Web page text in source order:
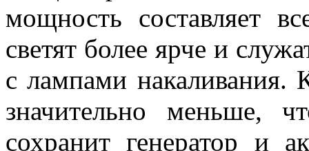
мощность составляет
светят более ярче и
с лампами накаливания.
значительно меньше,
сохранит генератор и